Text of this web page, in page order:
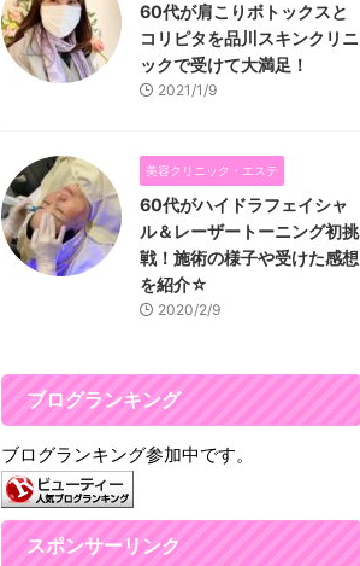
60代が肩こりボトックスと
コリピタを品川スキンクリニ
ックで受けて大満足！
2021/1/9
美容クリニック・エステ
60代がハイドラフェイシャ
ル＆レーザートーニング初挑
戦！施術の様子や受けた感想
を紹介☆
2020/2/9
ブログランキング
ブログランキング参加中です。
スポンサーリンク